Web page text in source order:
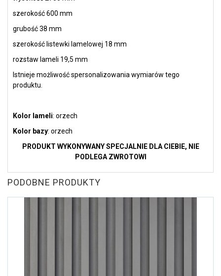
szerokość 600 mm
grubość 38 mm
szerokość listewki lamelowej 18 mm
rozstaw lameli 19,5 mm
Istnieje możliwość spersonalizowania wymiarów tego
produktu.
Kolor lameli: orzech
Kolor bazy: orzech
PRODUKT WYKONYWANY SPECJALNIE DLA CIEBIE, NIE
PODLEGA ZWROTOWI
PODOBNE PRODUKTY